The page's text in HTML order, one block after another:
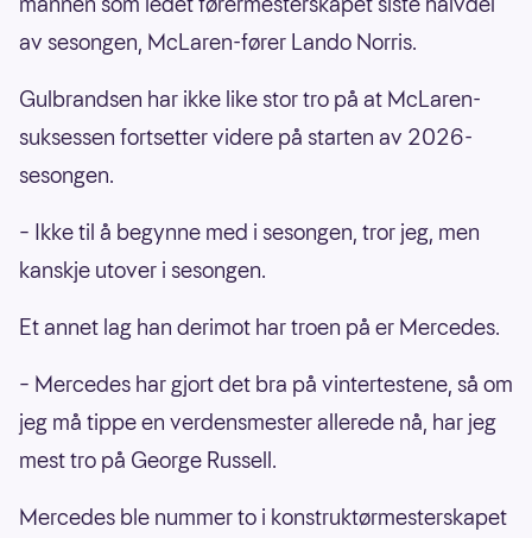
13) Ungarn Grand Prix (24. - 26. juli)
14) Nederland Grand Prix (21. - 23. august)
15) Italia Grand Prix (4. - 6. september)
17) Aserbajdsjan Grand Prix (24. - 26.
19) USA Grand Prix (23. - 25. oktober)
20) Mexico City Grand Prix (30. oktober - 1.
november)
av sesongen, McLaren-fører Lando Norris.
Gulbrandsen har ikke like stor tro på at McLaren-
suksessen fortsetter videre på starten av 2026-
sesongen.
– Ikke til å begynne med i sesongen, tror jeg, men
kanskje utover i sesongen.
Et annet lag han derimot har troen på er Mercedes.
– Mercedes har gjort det bra på vintertestene, så om
jeg må tippe en verdensmester allerede nå, har jeg
mest tro på George Russell.
Mercedes ble nummer to i konstruktørmesterskapet